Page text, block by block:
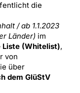
die
/ ab 1.1.2023
Länder) im
Liste (Whitelist),
von
über
dem GlüStV